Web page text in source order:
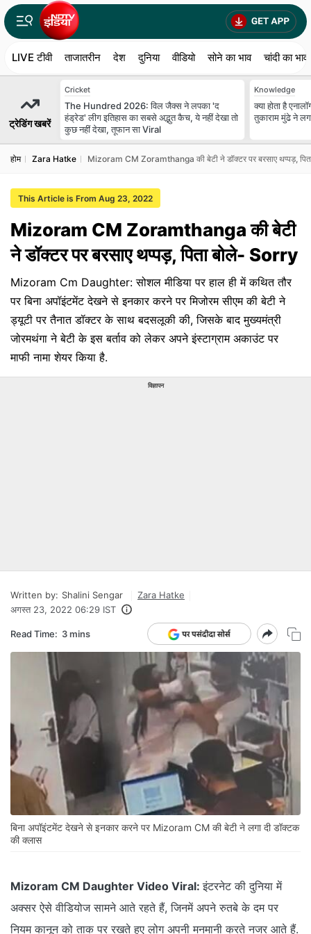
LIVE टीवी ताजातरीन देश दुनिया वीडियो सोने का भाव चांदी का भाव
ट्रेडिंग खबरें
Cricket
The Hundred 2026: विल जैक्स ने लपका 'द
हंड्रेड' लीग इतिहास का सबसे अद्भुत कैच, ये नहीं देखा तो
कुछ नहीं देखा, तूफान सा Viral
Knowledge
क्या होता है
तुकाराम मुंढे ने
होम Zara Hatke Mizoram CM Zoramthanga की बेटी ने डॉक्टर पर बरसाए थप्पड़,
This Article is From Aug 23, 2022
Mizoram CM Zoramthanga की बेटी
ने डॉक्टर पर बरसाए थप्पड़, पिता बोले- Sorry
Mizoram Cm Daughter: सोशल मीडिया पर हाल ही में कथित तौर
पर बिना अपॉइंटमेंट देखने से इनकार करने पर मिजोरम सीएम की बेटी ने
ड्यूटी पर तैनात डॉक्टर के साथ बदसलूकी की, जिसके बाद मुख्यमंत्री
जोरमथंगा ने बेटी के इस बर्ताव को लेकर अपने इंस्टाग्राम अकाउंट पर
माफी नामा शेयर किया है.
विज्ञापन
Written by: Shalini Sengar
Zara Hatke
अगस्त 23, 2022 06:29 IST
Read Time: 3 mins
बिना अपॉइंटमेंट देखने से इनकार करने पर Mizoram CM की बेटी ने लगा दी डॉक्टक
की क्लास
Mizoram CM Daughter Video Viral:इंटरनेट की दुनिया में
अक्सर ऐसे वीडियोज सामने आते रहते हैं, जिनमें अपने रुतबे के दम पर
नियम कानून को ताक पर रखते हुए लोग अपनी मनमानी करते नजर आते हैं.